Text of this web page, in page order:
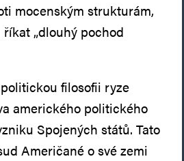
mocenským strukturám,
„dlouhý pochod
filosofii ryze
amerického politického
Spojených států. Tato
Američané o své zemi